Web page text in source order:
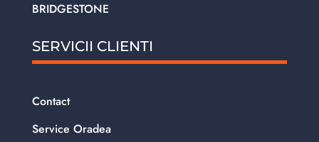
BRIDGESTONE
SERVICII CLIENTI
Contact
Service Oradea